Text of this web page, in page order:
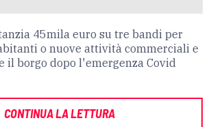
45mila euro su tre bandi per
o nuove attività commerciali e
il borgo dopo l'emergenza Covid
CONTINUA LA LETTURA